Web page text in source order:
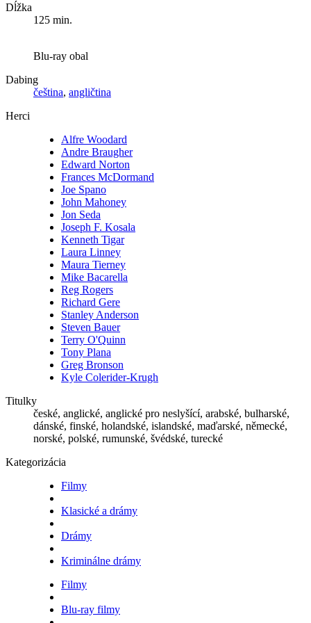
Dĺžka
125 min.
Blu-ray obal
Dabing
čeština, angličtina
Herci
Alfre Woodard
Andre Braugher
Edward Norton
Frances McDormand
Joe Spano
John Mahoney
Jon Seda
Joseph F. Kosala
Kenneth Tigar
Laura Linney
Maura Tierney
Mike Bacarella
Reg Rogers
Richard Gere
Stanley Anderson
Steven Bauer
Terry O'Quinn
Tony Plana
Greg Bronson
Kyle Colerider-Krugh
Titulky
české, anglické, anglické pro neslyšící, arabské, bulharské,
dánské, finské, holandské, islandské, maďarské, německé,
norské, polské, rumunské, švédské, turecké
Kategorizácia
Filmy
Klasické a drámy
Drámy
Kriminálne drámy
Filmy
Blu-ray filmy